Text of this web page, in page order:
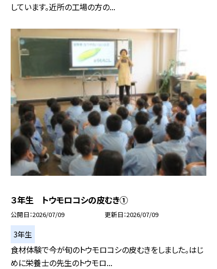
しています。近所の工場の方の...
３年生 トウモロコシの皮むき①
公開日 2026/07/09 更新日 2026/07/09
3年生
食材体験で今が旬のトウモロコシの皮むきをしました。はじ
めに栄養士の先生のトウモロ...